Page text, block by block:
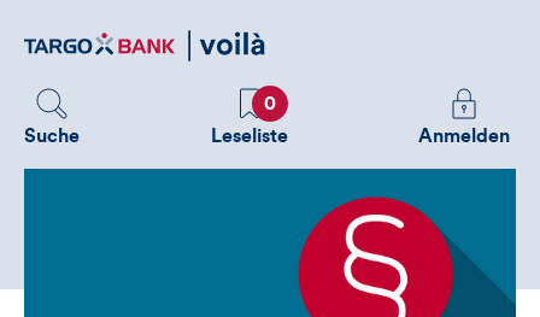
zum
Suche
Favoriten
0
Leseliste
Melden
Sie
um
zusätzliche
Anmelden